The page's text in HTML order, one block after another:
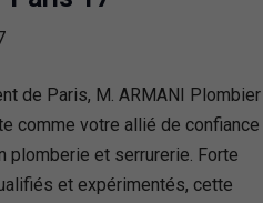
de Paris, M. ARMANI Plombier
comme votre allié de confiance
plomberie et serrurerie. Forte
et expérimentés, cette